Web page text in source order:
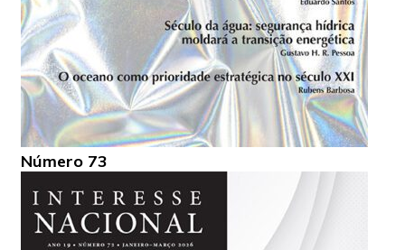
Número 73